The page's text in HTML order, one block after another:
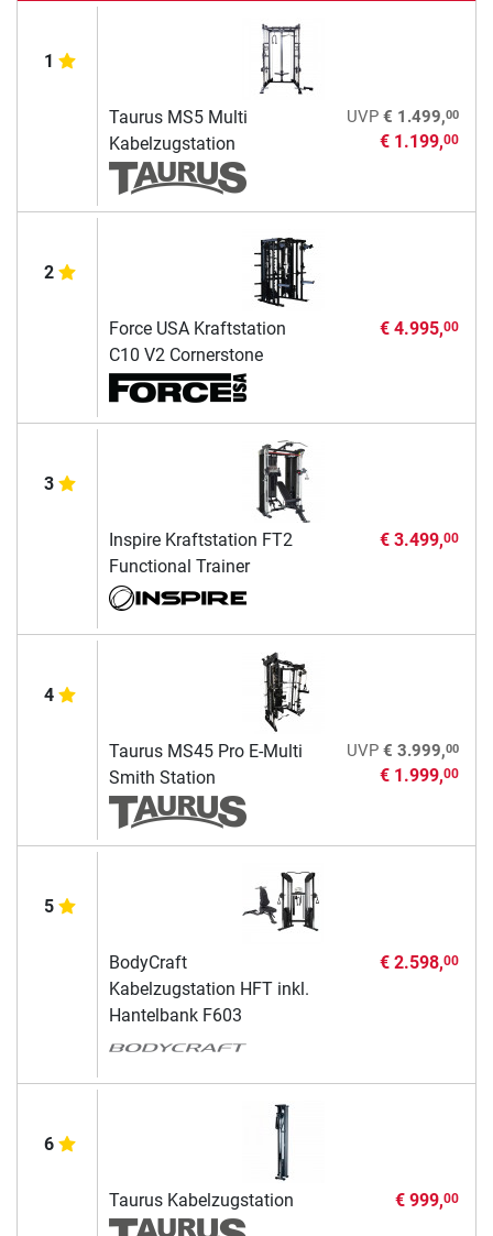
1
Taurus MS5 Multi
Kabelzugstation
UVP € 1.499,00
€ 1.199,00
2
Force USA Kraftstation
C10 V2 Cornerstone
€ 4.995,00
3
Inspire Kraftstation FT2
Functional Trainer
€ 3.499,00
4
Taurus MS45 Pro E-Multi
Smith Station
UVP € 3.999,00
€ 1.999,00
5
BodyCraft
Kabelzugstation HFT inkl.
Hantelbank F603
€ 2.598,00
6
Taurus Kabelzugstation € 999,00